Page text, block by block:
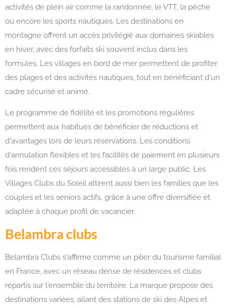
activités de plein air comme la randonnée, le VTT, la pêche
ou encore les sports nautiques. Les destinations en
montagne offrent un accès privilégié aux domaines skiables
en hiver, avec des forfaits ski souvent inclus dans les
formules. Les villages en bord de mer permettent de profiter
des plages et des activités nautiques, tout en bénéficiant d'un
cadre sécurisé et animé.
Le programme de fidélité et les promotions régulières
permettent aux habitués de bénéficier de réductions et
d'avantages lors de leurs réservations. Les conditions
d'annulation flexibles et les facilités de paiement en plusieurs
fois rendent ces séjours accessibles à un large public. Les
Villages Clubs du Soleil attirent aussi bien les familles que les
couples et les seniors actifs, grâce à une offre diversifiée et
adaptée à chaque profil de vacancier.
Belambra clubs
Belambra Clubs s'affirme comme un pilier du tourisme familial
en France, avec un réseau dense de résidences et clubs
répartis sur l'ensemble du territoire. La marque propose des
destinations variées, allant des stations de ski des Alpes et